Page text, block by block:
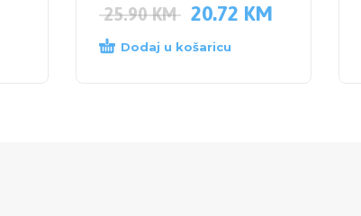
25.90KM 20.72 KM
Dodaj u košaricu